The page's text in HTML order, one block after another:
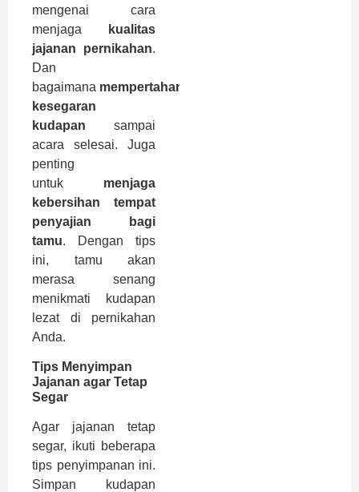
mengenai cara
menjaga
kualitas
jajanan pernikahan.
Dan
bagaimana mempertahankan
kesegaran
kudapan sampai
acara selesai. Juga
penting
untuk menjaga
kebersihan tempat
penyajian bagi
tamu. Dengan tips
ini, tamu akan
merasa senang
menikmati kudapan
lezat di pernikahan
Anda.
Tips Menyimpan
Jajanan agar Tetap
Segar
Agar jajanan tetap
segar, ikuti beberapa
tips penyimpanan ini.
Simpan kudapan